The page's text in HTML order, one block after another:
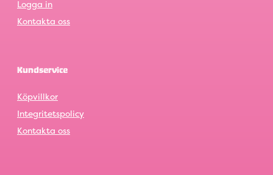
Logga in
Kontakta oss
Kundservice
Köpvillkor
Integritetspolicy
Kontakta oss